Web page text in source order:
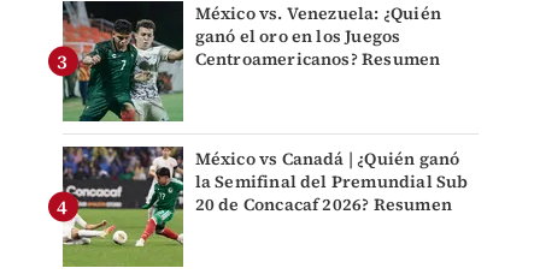
México vs. Venezuela: ¿Quién
ganó el oro en los Juegos
Centroamericanos? Resumen
México vs Canadá | ¿Quién ganó
la Semifinal del Premundial Sub
20 de Concacaf 2026? Resumen